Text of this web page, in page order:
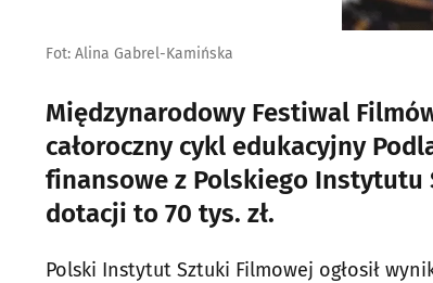
Fot: Alina Gabrel-Kamińska
Międzynarodowy Festiwal
całoroczny cykl edukacyjny
finansowe z Polskiego Instytutu
dotacji to 70 tys. zł.
Polski Instytut Sztuki Filmowej ogłosił